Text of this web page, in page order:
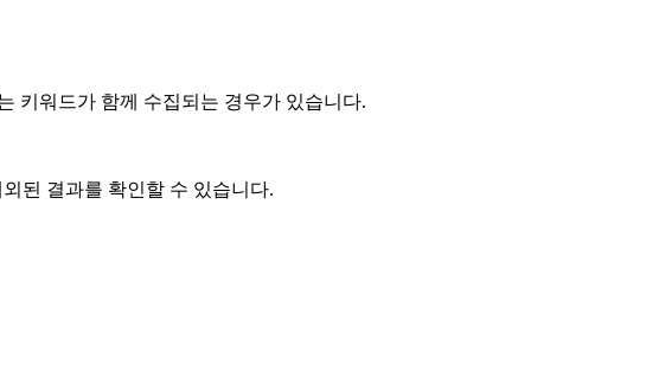
키워드가 함께 수집되는 경우가 있습니다.
된 결과를 확인할 수 있습니다.